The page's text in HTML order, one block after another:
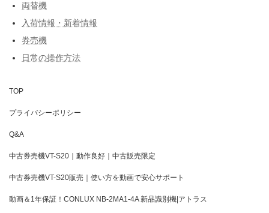
両替機
入荷情報・新着情報
券売機
日常の操作方法
TOP
プライバシーポリシー
Q&A
中古券売機VT-S20｜動作良好｜中古販売限定
中古券売機VT-S20販売｜使い方を動画で安心サポート
動画＆1年保証！CONLUX NB-2MA1-4A 新品識別機|アトラス